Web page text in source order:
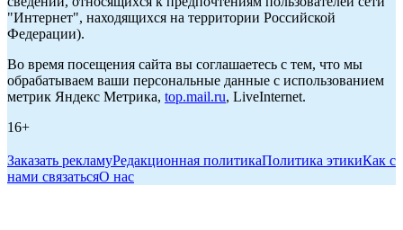
"Интернет", находящихся на территории Российской
Федерации).
Во время посещения сайта вы соглашаетесь с тем, что мы
обрабатываем ваши персональные данные с использованием
метрик Яндекс Метрика, top.mail.ru, LiveInternet.
16+
Заказать рекламуРедакционная политикаПолитика этикиКак с
нами связатьсяО нас